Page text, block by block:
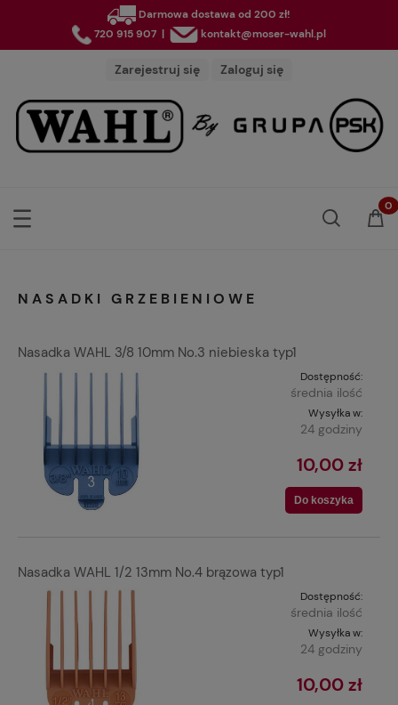
Darmowa dostawa od 200 zł!
720 915 907 | kontakt@moser-wahl.pl
Zarejestruj się Zaloguj się
NASADKI GRZEBIENIOWE
Nasadka WAHL 3/8 10mm No.3 niebieska typ1
Dostępność:
średnia ilość
Wysyłka w:
24 godziny
10,00 zł
Do koszyka
Nasadka WAHL 1/2 13mm No.4 brązowa typ1
Dostępność:
średnia ilość
Wysyłka w:
24 godziny
10,00 zł